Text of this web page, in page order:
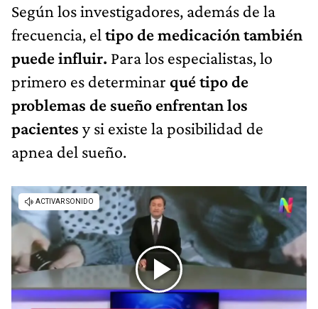
Según los investigadores, además de la
frecuencia, el tipo de medicación también
puede influir. Para los especialistas, lo
primero es determinar qué tipo de
problemas de sueño enfrentan los
pacientes y si existe la posibilidad de
apnea del sueño.